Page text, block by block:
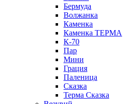
Бермуда
Волжанка
Каменка
Каменка ТЕРМА
К-70
Пар
Мини
Грация
Паленица
Сказка
Терма Сказка